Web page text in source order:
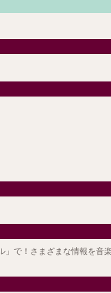
で！さまざまな情報を音